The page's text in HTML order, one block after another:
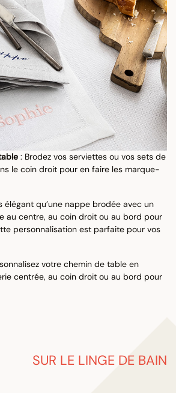
: Brodez vos serviettes ou vos sets de
le coin droit pour en faire les marque-
élégant qu’une nappe brodée avec un
au centre, au coin droit ou au bord pour
personnalisation est parfaite pour vos
votre chemin de table en
centrée, au coin droit ou au bord pour
SUR LE LINGE DE BAIN